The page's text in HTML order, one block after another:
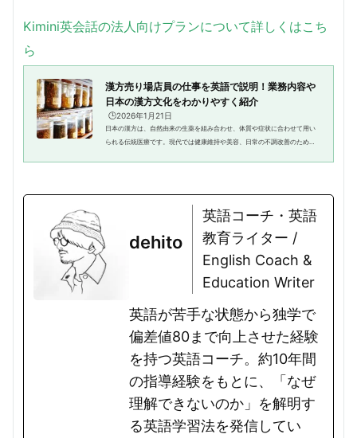
Kimini英会話の法人向けプランについて詳しくはこち
ら
漢方売り場店員の仕事を英語で説明！業務内容や
日本の漢方文化をわかりやすく紹介
🕒️2026年1月21日
日本の漢方は、自然由来の生薬を組み合わせ、体質や症状に合わせて用い
られる伝統医療です。現代では健康維持や美容、日常の不調改善のために
dehito
英語コーチ・英語
教育ライター /
English Coach &
Education Writer
英語が苦手な状態から独学で
偏差値80まで向上させた経験
を持つ英語コーチ。約10年間
の指導経験をもとに、「なぜ
理解できないのか」を解明す
る英語学習法を発信してい